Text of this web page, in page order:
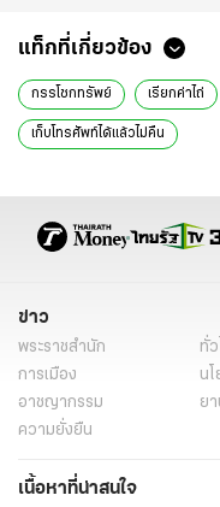
แท็กที่เกี่ยวข้อง
กรรโชกทรัพย์ เรียกค่าไถ่
เก็บโทรศัพท์ได้แล้วไม่คืน
ข่าว
พระราชสำนัก ทั่
การเมือง
น
อาชญากรรม
ย
ความยั่งยืน
เนื้อหาที่น่าสนใจ